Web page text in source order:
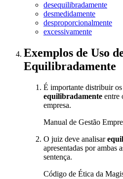
desequilibradamente
desmedidamente
desproporcionalmente
excessivamente
Exemplos de Uso
Equilibradamente
É importante distribuir
equilibradamente entre
empresa.
Manual de Gestão
O juiz deve analisar
apresentadas por ambas
sentença.
Código de Ética da